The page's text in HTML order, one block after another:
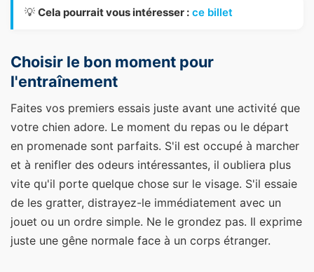
💡 Cela pourrait vous intéresser : ce billet
Choisir le bon moment pour
l'entraînement
Faites vos premiers essais juste avant une activité que
votre chien adore. Le moment du repas ou le départ
en promenade sont parfaits. S'il est occupé à marcher
et à renifler des odeurs intéressantes, il oubliera plus
vite qu'il porte quelque chose sur le visage. S'il essaie
de les gratter, distrayez-le immédiatement avec un
jouet ou un ordre simple. Ne le grondez pas. Il exprime
juste une gêne normale face à un corps étranger.